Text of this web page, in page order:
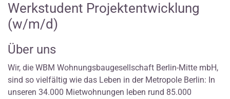
Werkstudent Projektentwicklung
(w/m/d)
Über uns
Wir, die WBM Wohnungsbaugesellschaft Berlin-Mitte mbH,
sind so vielfältig wie das Leben in der Metropole Berlin: In
unseren 34.000 Mietwohnungen leben rund 85.000